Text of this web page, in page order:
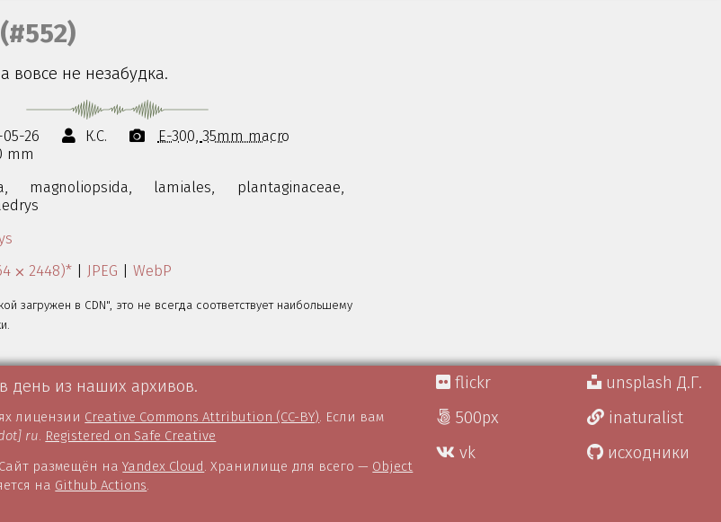
(#552)
вовсе не незабудка.
05-26 К.С. E-300 35mm macro
mm
magnoliopsida, lamiales,
plantaginaceae,
⨉ 2448)* JPEG WebP
загружен в CDN", это не всегда соответствует наибольшему
день из наших архивов.
лицензии Creative Commons Attribution (CC-BY). Если вам
ru. Registered on Safe Creative
размещён наYandex Cloud. Хранилище для всего — Object
на Github Actions.
flickr
500px
vk
unsplash Д.Г.
inaturalist
исходники